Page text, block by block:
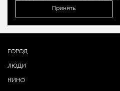
Принять
ГОРОД
ЛЮДИ
КИНО